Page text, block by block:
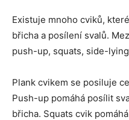
Existuje mnoho cviků,
břicha a posílení svalů.
push-up, squats, side-
Plank cvikem se posiluje
Push-up pomáhá posílit
břicha. Squats cvik